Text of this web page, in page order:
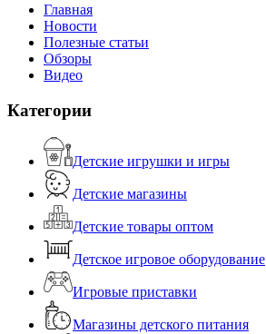
Главная
Новости
Полезные статьи
Обзоры
Видео
Категории
Детские игрушки и игры
Детские магазины
Детские товары оптом
Детское игровое оборудование
Игровые приставки
Магазины детского питания